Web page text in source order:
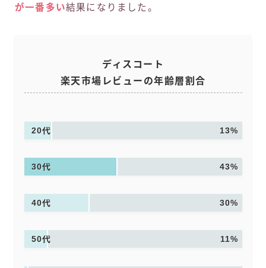
が一番多い結果になりました。
ディスコート
楽天市場レビューの年齢層割合
20代 13%
30代 43%
40代 30%
50代 11%